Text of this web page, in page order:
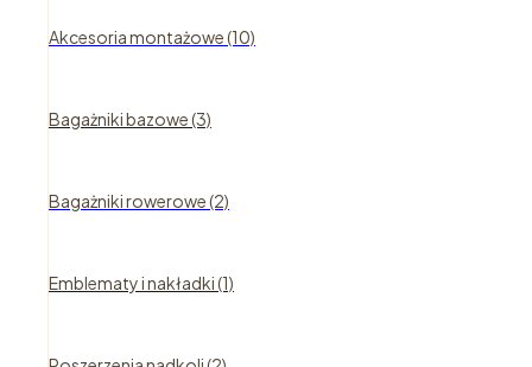
Akcesoria montażowe (10)
Bagażniki bazowe (3)
Bagażniki rowerowe (2)
Emblematy i nakładki (1)